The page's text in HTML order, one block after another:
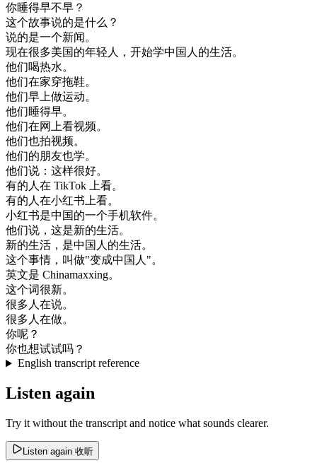
你睡得早不早 ？
这个故事说的是什么 ？
说的是一个新闻。
现在很多美国的年轻人 ， 开始学中国人的生活。
他们喝热水。
他们在家穿拖鞋。
他们早上做运动。
他们睡得早。
他们在网上看视频。
他们也拍视频。
他们的朋友也学。
他们说 ： 这样很好。
有的人在 TikTok 上看。
有的人在小红书上看。
小红书是中国的一个手机软件。
他们说 ， 这是新的生活。
新的生活 ， 是中国人的生活。
这个事情 ， 叫做"变成中国人"。
英文是 Chinamaxxing。
这个词很新。
很多人在说。
很多人在做。
你呢 ？
你也想试试吗 ？
English transcript reference
Listen again
Try it without the transcript and notice what sounds clearer.
Listen again 收听